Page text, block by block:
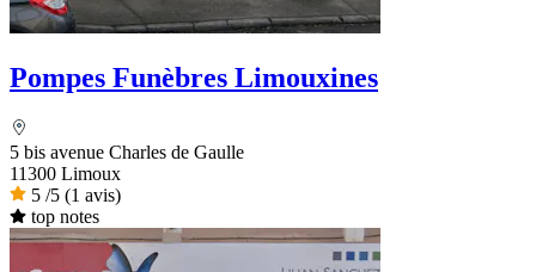
Pompes Funèbres Limouxines
5 bis avenue Charles de Gaulle
11300 Limoux
5 /5 (1 avis)
top notes